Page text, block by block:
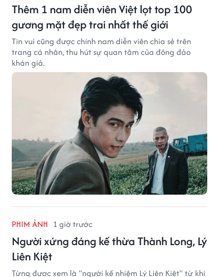
Thêm 1 nam diễn viên Việt lọt top 100
gương mặt đẹp trai nhất thế giới
Tin vui cũng được chính nam diễn viên chia sẻ trên
trang cá nhân, thu hút sự quan tâm của đông đảo
khán giả.
PHIM ẢNH 1 giờ trước
Người xứng đáng kế thừa Thành Long, Lý
Liên Kiệt
Từng được xem là "người kế nhiệm Lý Liên Kiệt" từ khi